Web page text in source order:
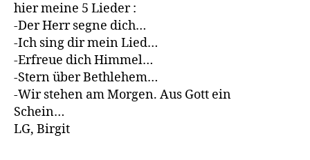
hier meine 5 Lieder :
-Der Herr segne dich…
-Ich sing dir mein Lied…
-Erfreue dich Himmel…
-Stern über Bethlehem…
-Wir stehen am Morgen. Aus Gott ein
Schein…
LG, Birgit